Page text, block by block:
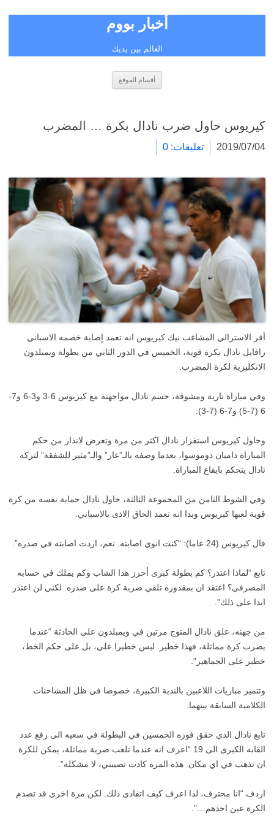
أخبار بووم
العالم بين يديك
أقسام الموقع
كيريوس حاول ضرب نادال بكرة … المضرب
2019/07/04 تعليقات: 0
أقر الاسترالي المشاغب نيك كيريوس انه تعمد إصابة خصمه الاسباني
رافايل نادال بكرة قوية، الخميس في الدور الثاني من بطولة ويمبلدون
الانكليزية لكرة المضرب.
وفي مباراة نارية ومشوقة، حسم نادال مواجهته مع كيريوس 6-3 و3-6 و7-
6 (7-5) و7-6 (7-3).
وحاول كيريوس استفزاز نادال اكثر من مرة وتعرض لانذار من حكم
المباراة داميان دوموسوا، بعدما وصفه بالـ”عار” والـ”مثير للشفقة” لتركه
نادال يتحكم بايقاع المباراة.
وفي الشوط الثامن من المجموعة الثالثة، حاول نادال حماية نفسه من كرة
قوية لعبها كيريوس وبدا انه تعمد الحاق الاذى بالاسباني.
قال كيريوس (24 عاما): “كنت انوي اصابته. نعم، اردت اصابته في صدره”.
تابع “لماذا اعتذر؟ كم بطولة كبرى أحرز هذا الشاب وكم يملك في حسابه
المصرفي؟ اعتقد ان بمقدوره تلقي ضربة كرة على صدره. لكني لن اعتذر
ابدا على ذلك”.
من جهته، علق نادال المتوج مرتين في ويمبلدون على الحادثة “عندما
يضرب كرة مماثلة، فهذا خطير. ليس خطيرا علي، بل على حكم الخط،
خطير على الجماهير”.
وتتميز مباريات اللاعبين بالندية الكبيرة، خصوصا في ظل المشاحنات
الكلامية السابقة بينهما.
تابع نادال الذي حقق فوزه الخمسين في البطولة في سعيه الى رفع عدد
القابه الكبرى الى 19 “اعرف انه عندما تلعب ضربة مماثلة، يمكن للكرة
ان تذهب في اي مكان. هذه المرة كادت تصيبني، لا مشكلة”.
اردف “انا محترف، لذا اعرف كيف اتفادى ذلك. لكن مرة اخرى قد تصدم
الكرة عين احدهم…”.